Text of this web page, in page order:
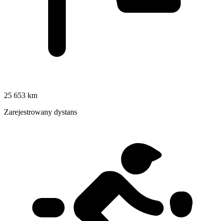
25 653 km
Zarejestrowany dystans